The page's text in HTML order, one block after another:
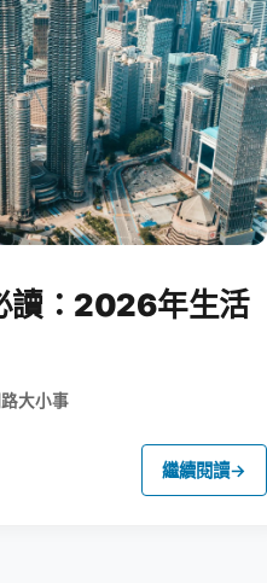
讀：2026年生活
大小事
繼續閱讀→